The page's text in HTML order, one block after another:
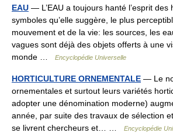
EAU — L’EAU a toujours hanté l’esprit
symboles qu’elle suggère, le plus
mouvement et de la vie: les sources, les
vagues sont déjà des objets offerts à une
monde …
Encyclopédie Universelle
HORTICULTURE ORNEMENTALE — Le
ornementales et surtout leurs variétés
adopter une dénomination moderne)
année, par suite des travaux de sélection
se livrent chercheurs et… …
Encyclopédie